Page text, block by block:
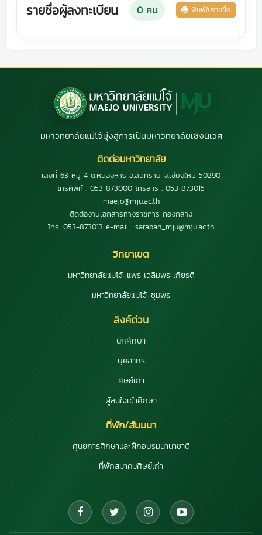
รายชื่อผู้ลงทะเบียน 0คน พิมพ์ใบรายชื่อ
มหาวิทยาลัยแม่โจ้มุ่งสู่การเป็นมหาวิทยาลัยเชิงนิเวศ
ติดต่อมหาวิทยาลัย
เลขที่ 63 หมู่ 4 ต.หนองหาร อ.สันทราย จ.เชียงใหม่ 50290
โทรศัพท์ : 053 873000 โทรสาร : 053 873015
maejo@mju.ac.th
ติดต่องานเอกสารทางราชการ กองกลาง
โทร. 053-873013 e-mail : saraban_mju@mju.ac.th
วิทยาเขต
มหาวิทยาลัยแม่โจ้-แพร่ เฉลิมพระเกียรติ
มหาวิทยาลัยแม่โจ้-ชุมพร
ลิงค์ด่วน
นักศึกษา
บุคลากร
ศิษย์เก่า
ผู้สนใจเข้าศึกษา
ที่พัก/สัมมนา
ศูนย์การศึกษาและฝึกอบรมนานาชาติ
ที่พักสมาคมศิษย์เก่า